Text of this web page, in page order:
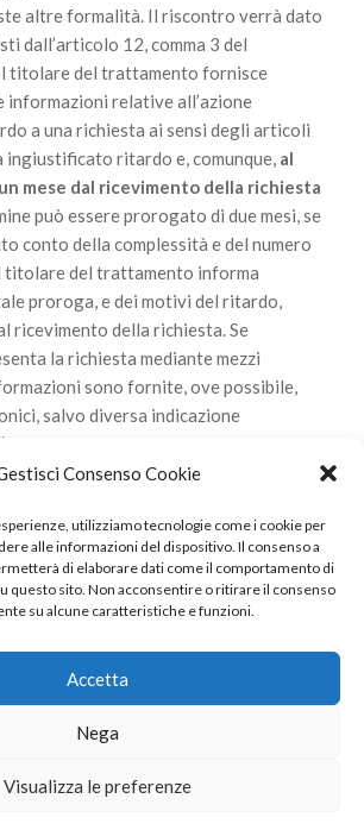
Consenso Cookie
utilizziamo tecnologie come i cookie per
alle informazioni del dispositivo. Il consenso a
di elaborare dati come il comportamento di
questo sito. Non acconsentire o ritirare il consenso
su alcune caratteristiche e funzioni.
Accetta
Nega
Visualizza le preferenze
altre formalità. Il riscontro verrà dato
dall’articolo 12, comma 3 del
titolare del trattamento fornisce
informazioni relative all’azione
a una richiesta ai sensi degli articoli
ingiustificato ritardo e, comunque, al
mese dal ricevimento della richiesta
può essere prorogato di due mesi, se
conto della complessità e del numero
titolare del trattamento informa
proroga, e dei motivi del ritardo,
ricevimento della richiesta. Se
la richiesta mediante mezzi
sono fornite, ove possibile,
salvo diversa indicazione
Srl - All Rights Reserved
2 - 22070 Bulgarograsso (CO) - P.IVA
14190170960
Cookie Policy